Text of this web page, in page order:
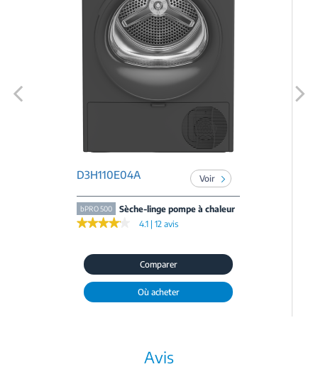
D3H110E04A Voir
bPRO 500
Sèche-linge pompe à chaleur
★★★★★
★★★★★ 4.1 | 12 avis
Comparer
Où acheter
Avis